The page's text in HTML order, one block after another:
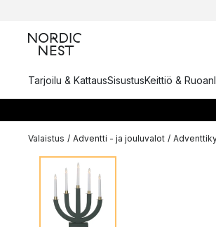
Tarjoilu & KattausSisustusKeittiö &
Valaistus / Adventti - ja jouluvalot /